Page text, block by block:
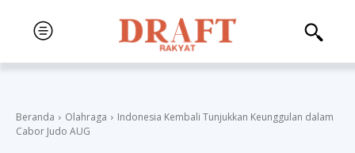
Beranda Olahraga
Indonesia Kembali Tunjukkan Keunggulan dalam
Cabor Judo AUG